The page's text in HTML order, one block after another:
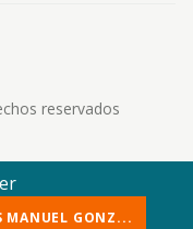
reservados
MANUEL GONZ...